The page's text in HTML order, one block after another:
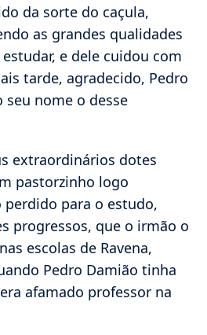
da sorte do caçula,
as grandes qualidades
e dele cuidou com
tarde, agradecido, Pedro
seu nome o desse
extraordinários dotes
pastorzinho logo
para o estudo,
progressos, que o irmão o
escolas de Ravena,
Pedro Damião tinha
afamado professor na